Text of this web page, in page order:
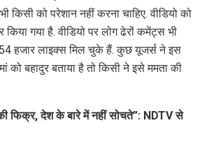
किसी को परेशान नहीं करना चाहिए. वीडियो को
गया है. वीडियो पर लोग ढेरों कमेंट्स भी
54 हजार लाइक्स मिल चुके हैं. कुछ यूजर्स ने इस
को बहादुर बताया है तो किसी ने इसे ममता की
फिक्र, देश के बारे में नहीं सोचते”: NDTV से